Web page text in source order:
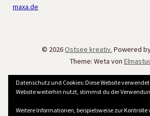
maxa.de
© 2026Ostsee kreativ. Powered
Theme: Weta von
Datenschutz und Cookies: Diese Website
Website weiterhin nutzt, stimmst du der
Weitere Informationen, beispielsweise zur Kontrolle